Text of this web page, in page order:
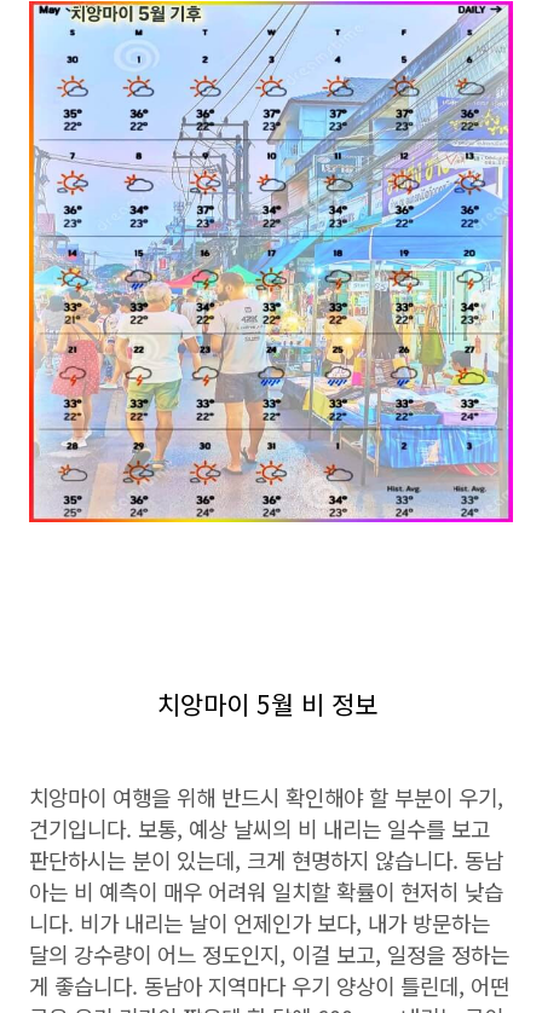
치앙마이 5월 비 정보
치앙마이 여행을 위해 반드시 확인해야 할 부분이 우기,
건기입니다. 보통, 예상 날씨의 비 내리는 일수를 보고
판단하시는 분이 있는데, 크게 현명하지 않습니다. 동남
아는 비 예측이 매우 어려워 일치할 확률이 현저히 낮습
니다. 비가 내리는 날이 언제인가 보다, 내가 방문하는
달의 강수량이 어느 정도인지, 이걸 보고, 일정을 정하는
게 좋습니다. 동남아 지역마다 우기 양상이 틀린데, 어떤